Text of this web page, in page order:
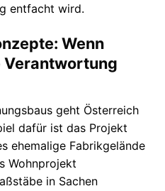
entfacht wird.
Wenn
geht Österreich
dafür ist das Projekt
ehemalige Fabrikgelände
Wohnprojekt
in Sachen